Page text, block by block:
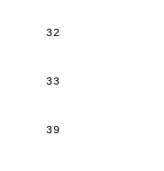
32
33
39